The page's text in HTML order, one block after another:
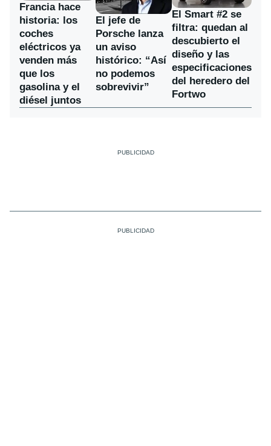
Francia hace
historia: los
coches
eléctricos ya
venden más
que los
gasolina y el
diésel juntos
El jefe de
Porsche lanza
un aviso
histórico: “Así
no podemos
sobrevivir”
El Smart #2 se
filtra: quedan al
descubierto el
diseño y las
especificaciones
del heredero del
Fortwo